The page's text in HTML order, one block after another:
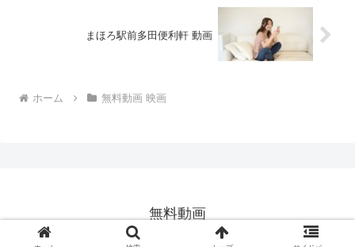
まほろ駅前多田便利軒 動画
ホーム 無料動画 映画
無料動画
© 2017 無料動画.